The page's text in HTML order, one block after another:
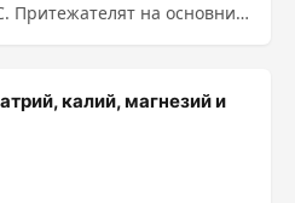
Притежателят на основния
калий, магнезий и